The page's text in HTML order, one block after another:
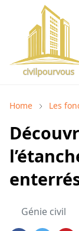
Home Les
Génie civil